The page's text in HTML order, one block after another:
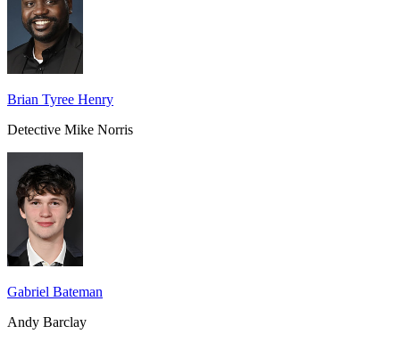
Brian Tyree Henry
Detective Mike Norris
Gabriel Bateman
Andy Barclay